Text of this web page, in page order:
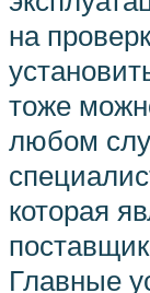
на
тоже
любом
которая
Главные